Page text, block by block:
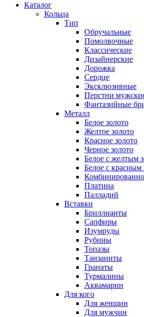
Каталог
Кольца
Тип
Обручальные
Помолвочные
Классические
Дизайнерские
Дорожка
Сердце
Эксклюзивные
Перстни
Фантазийные
Металл
Белое золото
Желтое золото
Красное золото
Черное золото
Белое с желтым
Белое с красным
Платина
Палладий
Вставки
Бриллианты
Сапфиры
Изумруды
Рубины
Топазы
Танзаниты
Гранаты
Турмалины
Аквамарин
Для кого
Для женщин
Для мужчин